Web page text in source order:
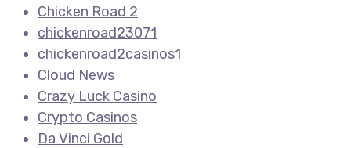
Chicken Road 2
chickenroad23071
chickenroad2casinos1
Cloud News
Crazy Luck Casino
Crypto Casinos
Da Vinci Gold